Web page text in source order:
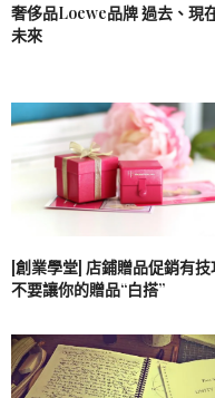
奢侈品Loewe品牌 過去、現
未來
[創業學堂] 店鋪贈品促銷有技
不要讓你的贈品“白搭”